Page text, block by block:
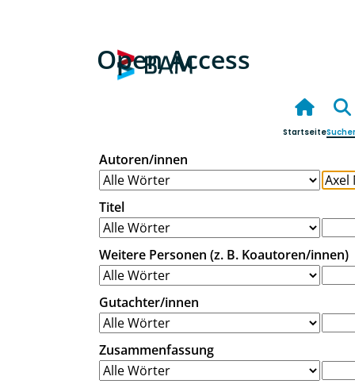
Open Access
Startseite
Autoren/innen
Titel
Weitere Personen (z. B. Koautoren/innen)
Gutachter/innen
Zusammenfassung